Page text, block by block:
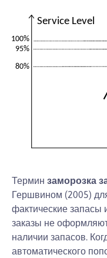
Термин заморозка
Гершвином (2005)
фактические
заказы не
наличии запасов.
автоматического